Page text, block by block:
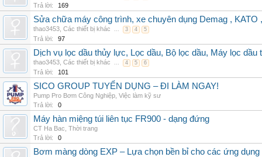
Trả lời: 169
Sửa chữa máy công trình, xe chuyên dụng Demag , KATO
thao3453 Các thiết bị khác ... 3 4 5
Trả lời: 97
Dịch vụ lọc dầu thủy lực, Lọc dầu, Bộ lọc dầu, Máy lọc
thao3453 Các thiết bị khác ... 4 5 6
Trả lời: 101
SICO GROUP TUYỂN DỤNG – ĐI LÀM NGAY!
Pump Pro Bơm Công Nghiệp Việc làm kỹ sư
Trả lời:
0
Máy hàn miệng túi liên tục FR900 - dạng đứng
CT Ha Bac Thời trang
Trả lời:
0
Bơm màng dòng EXP – Lựa chọn bền bỉ cho các ứng